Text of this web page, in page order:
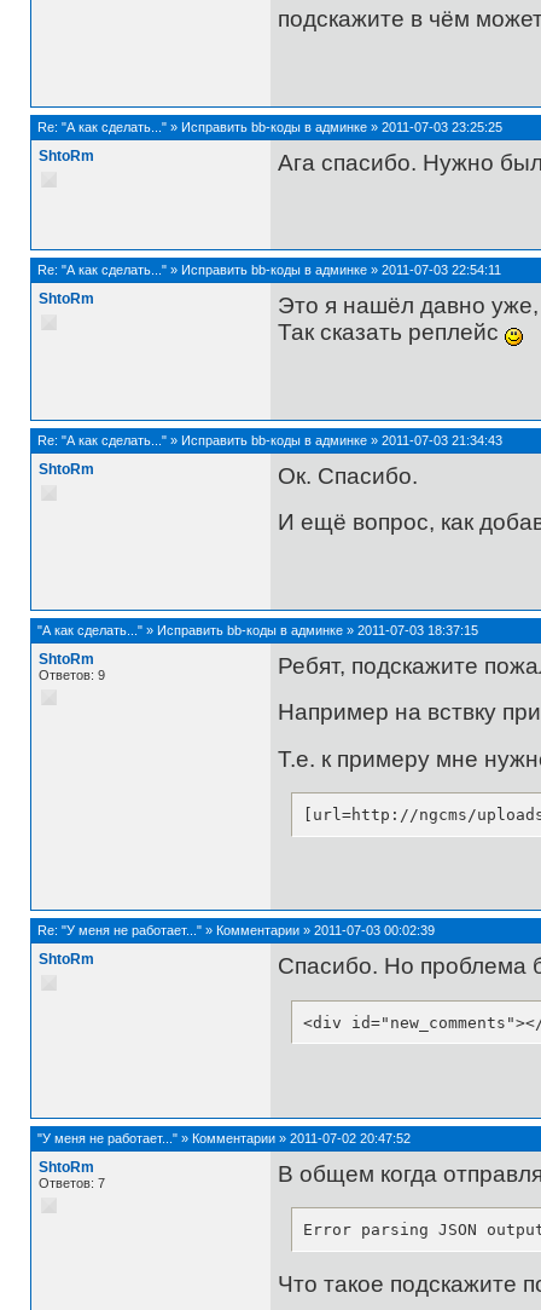
подскажите в чём
Re: "А как сделать..." » Исправить bb-коды в админке » 2011-07-03 23:25:25
ShtoRm Ага спасибо. Нужно
Re: "А как сделать..." » Исправить bb-коды в админке » 2011-07-03 22:54:11
ShtoRm
Это я нашёл давно
Так сказать реплейс
Re: "А как сделать..." » Исправить bb-коды в админке » 2011-07-03 21:34:43
ShtoRm
Ок. Спасибо.
И ещё вопрос, как
"А как сделать..." » Исправить bb-коды в админке » 2011-07-03 18:37:15
ShtoRm
Ответов: 9
Ребят, подскажите
Например на вствку
Т.е. к примеру мне
[url=http://ngcms/
Re: "У меня не работает..." » Комментарии » 2011-07-03 00:02:39
ShtoRm Cпасибо. Но проблема
<div
"У меня не работает..." » Комментарии » 2011-07-02 20:47:52
ShtoRm
Ответов: 7 В общем когда
Error parsing JSON
Что такое подскажите